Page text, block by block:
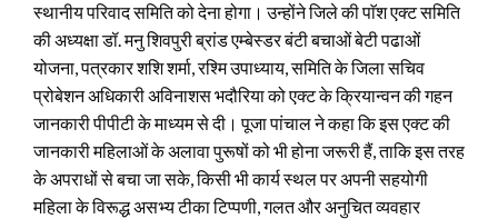
स्थानीय परिवाद समिति को देना होगा। उन्होंने जिले की पाॅश एक्ट समिति
की अध्यक्षा डॉ. मनु शिवपुरी ब्रांड एम्बेस्डर बंटी बचाओं बेटी पढाओं
योजना, पत्रकार शशि शर्मा, रश्मि उपाध्याय, समिति के जिला सचिव
प्रोबेशन अधिकारी अविनाशस भदौरिया को एक्ट के क्रियान्वन की गहन
जानकारी पीपीटी के माध्यम से दी। पूजा पांचाल ने कहा कि इस एक्ट की
जानकारी महिलाओं के अलावा पुरूषों को भी होना जरूरी हैं, ताकि इस तरह
के अपराधों से बचा जा सके, किसी भी कार्य स्थल पर अपनी सहयोगी
महिला के विरूद्ध असभ्य टीका टिप्पणी, गलत और अनुचित व्यवहार